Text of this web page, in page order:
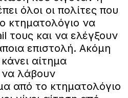
όλοι οι πολίτες που
κτηματολόγιο να
τους και να ελέγξουν
επιστολή. Ακόμη
αίτημα
να λάβουν
από το κτηματολόγιο